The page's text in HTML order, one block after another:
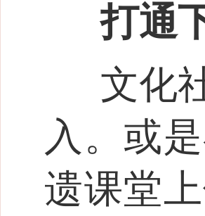
打通
文化
入。或
遗课堂